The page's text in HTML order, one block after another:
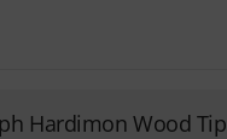
Hardimon Wood Tip